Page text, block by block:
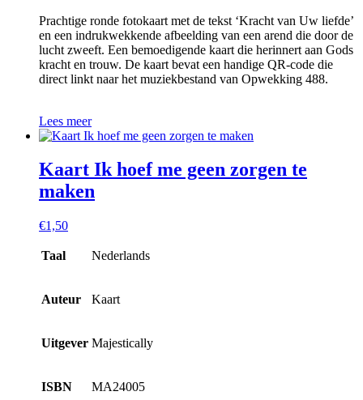
Prachtige ronde fotokaart met de tekst ‘Kracht van Uw liefde’
en een indrukwekkende afbeelding van een arend die door de
lucht zweeft. Een bemoedigende kaart die herinnert aan Gods
kracht en trouw. De kaart bevat een handige QR-code die
direct linkt naar het muziekbestand van Opwekking 488.
Lees meer
Kaart Ik hoef me geen zorgen te
maken
€1,50
Taal Nederlands
Auteur Kaart
Uitgever Majestically
ISBN MA24005